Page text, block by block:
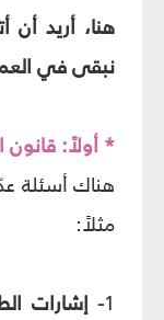
هنا، أريد
نبقى في
* أولاً: قانون
هناك أسئلة
مثلاً:
1- إشارات